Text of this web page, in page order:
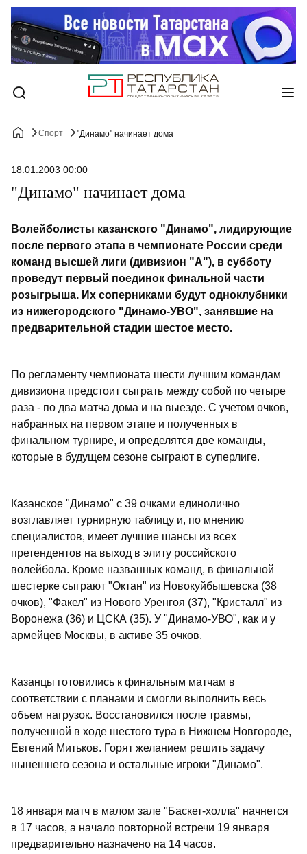
Спорт "Динамо" начинает дома
18.01.2003 00:00
"Динамо" начинает дома
Волейболисты казанского "Динамо", лидирующие
после первого этапа в чемпионате России среди
команд высшей лиги (дивизион "А"), в субботу
проведут первый поединок финальной части
розыгрыша. Их соперниками будут одноклубники
из нижегородского "Динамо-УВО", занявшие на
предварительной стадии шестое место.
По регламенту чемпионата шести лучшим командам
дивизиона предстоит сыграть между собой по четыре
раза - по два матча дома и на выезде. С учетом очков,
набранных на первом этапе и полученных в
финальном турнире, и определятся две команды,
которые в будущем сезоне сыграют в суперлиге.
Казанское "Динамо" с 39 очками единолично
возглавляет турнирную таблицу и, по мнению
специалистов, имеет лучшие шансы из всех
претендентов на выход в элиту российского
волейбола. Кроме названных команд, в финальной
шестерке сыграют "Октан" из Новокуйбышевска (38
очков), "Факел" из Нового Уренгоя (37), "Кристалл" из
Воронежа (36) и ЦСКА (35). У "Динамо-УВО", как и у
армейцев Москвы, в активе 35 очков.
Казанцы готовились к финальным матчам в
соответствии с планами и смогли выполнить весь
объем нагрузок. Восстановился после травмы,
полученной в ходе шестого тура в Нижнем Новгороде,
Евгений Митьков. Горят желанием решить задачу
нынешнего сезона и остальные игроки "Динамо".
18 января матч в малом зале "Баскет-холла" начнется
в 17 часов, а начало повторной встречи 19 января
предварительно назначено на 14 часов.